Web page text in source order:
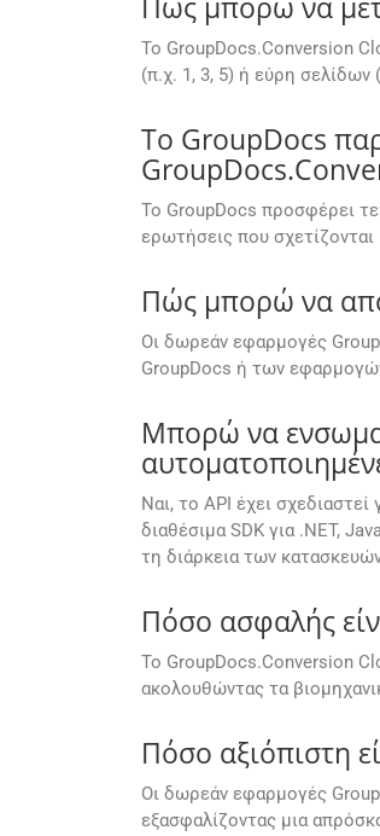
Το GroupDocs.Conversion
(π.χ. 1, 3, 5) ή εύρη
Το GroupDocs
Το GroupDocs προσφέρει
ερωτήσεις που
Πώς μπορώ να
Οι δωρεάν εφαρμογές
GroupDocs ή των
Μπορώ να
Ναι, το API έχει
διαθέσιμα SDK για .NET,
τη διάρκεια των
Πόσο ασφαλής
Το GroupDocs.Conversion
ακολουθώντας τα
Πόσο αξιόπιστη
Οι δωρεάν εφαρμογές
εξασφαλίζοντας μια